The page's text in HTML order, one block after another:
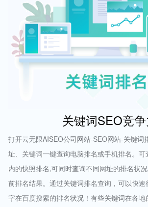
关键词SEO竞
打开云无限AISEO公司网站-SEO网站-关键词
址、关键词一键查询电脑排名或手机排名。
内的快照排名,可同时查询不同网址的排名状
前排名结果。通过关键词排名查询，可以快
字在百度搜索的排名状况！有些关键词在各地